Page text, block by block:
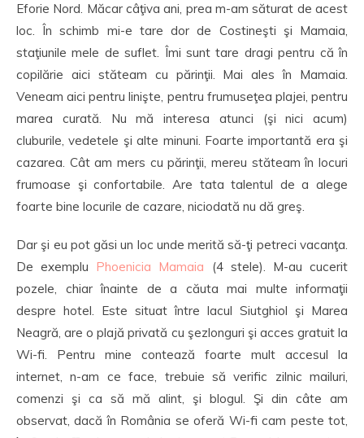
Eforie Nord. Măcar câţiva ani, prea m-am săturat de acest
loc. În schimb mi-e tare dor de Costineşti şi Mamaia,
staţiunile mele de suflet. Îmi sunt tare dragi pentru că în
copilărie aici stăteam cu părinţii. Mai ales în Mamaia.
Veneam aici pentru linişte, pentru frumuseţea plajei, pentru
marea curată. Nu mă interesa atunci (şi nici acum)
cluburile, vedetele şi alte minuni. Foarte importantă era şi
cazarea. Cât am mers cu părinţii, mereu stăteam în locuri
frumoase şi confortabile. Are tata talentul de a alege
foarte bine locurile de cazare, niciodată nu dă greş.
Dar şi eu pot găsi un loc unde merită să-ţi petreci vacanţa.
De exemplu Phoenicia Mamaia (4 stele). M-au cucerit
pozele, chiar înainte de a căuta mai multe informaţii
despre hotel. Este situat între lacul Siutghiol şi Marea
Neagră, are o plajă privată cu şezlonguri şi acces gratuit la
Wi-fi. Pentru mine contează foarte mult accesul la
internet, n-am ce face, trebuie să verific zilnic mailuri,
comenzi şi ca să mă alint, şi blogul. Şi din câte am
observat, dacă în România se oferă Wi-fi cam peste tot,